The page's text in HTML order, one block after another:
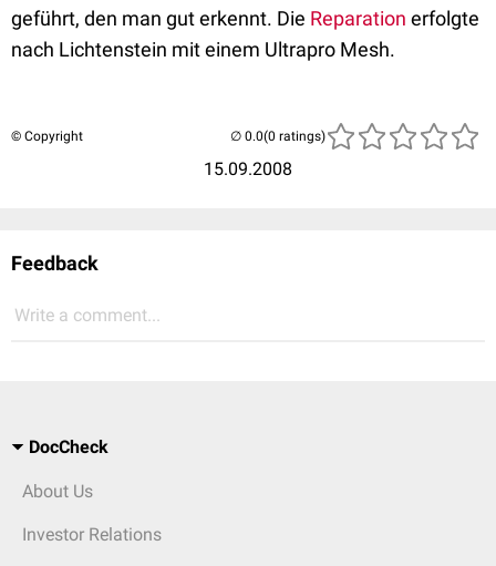
geführt, den man gut erkennt. Die Reparation erfolgte
nach Lichtenstein mit einem Ultrapro Mesh.
© Copyright
15.09.2008
(0 ratings)
Feedback
Write a comment...
DocCheck
About Us
Investor Relations